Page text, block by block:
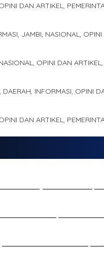
DAN ARTIKEL,
JAMBI, NASIONAL,
OPINI DAN
INFORMASI, OPINI
DAN ARTIKEL,